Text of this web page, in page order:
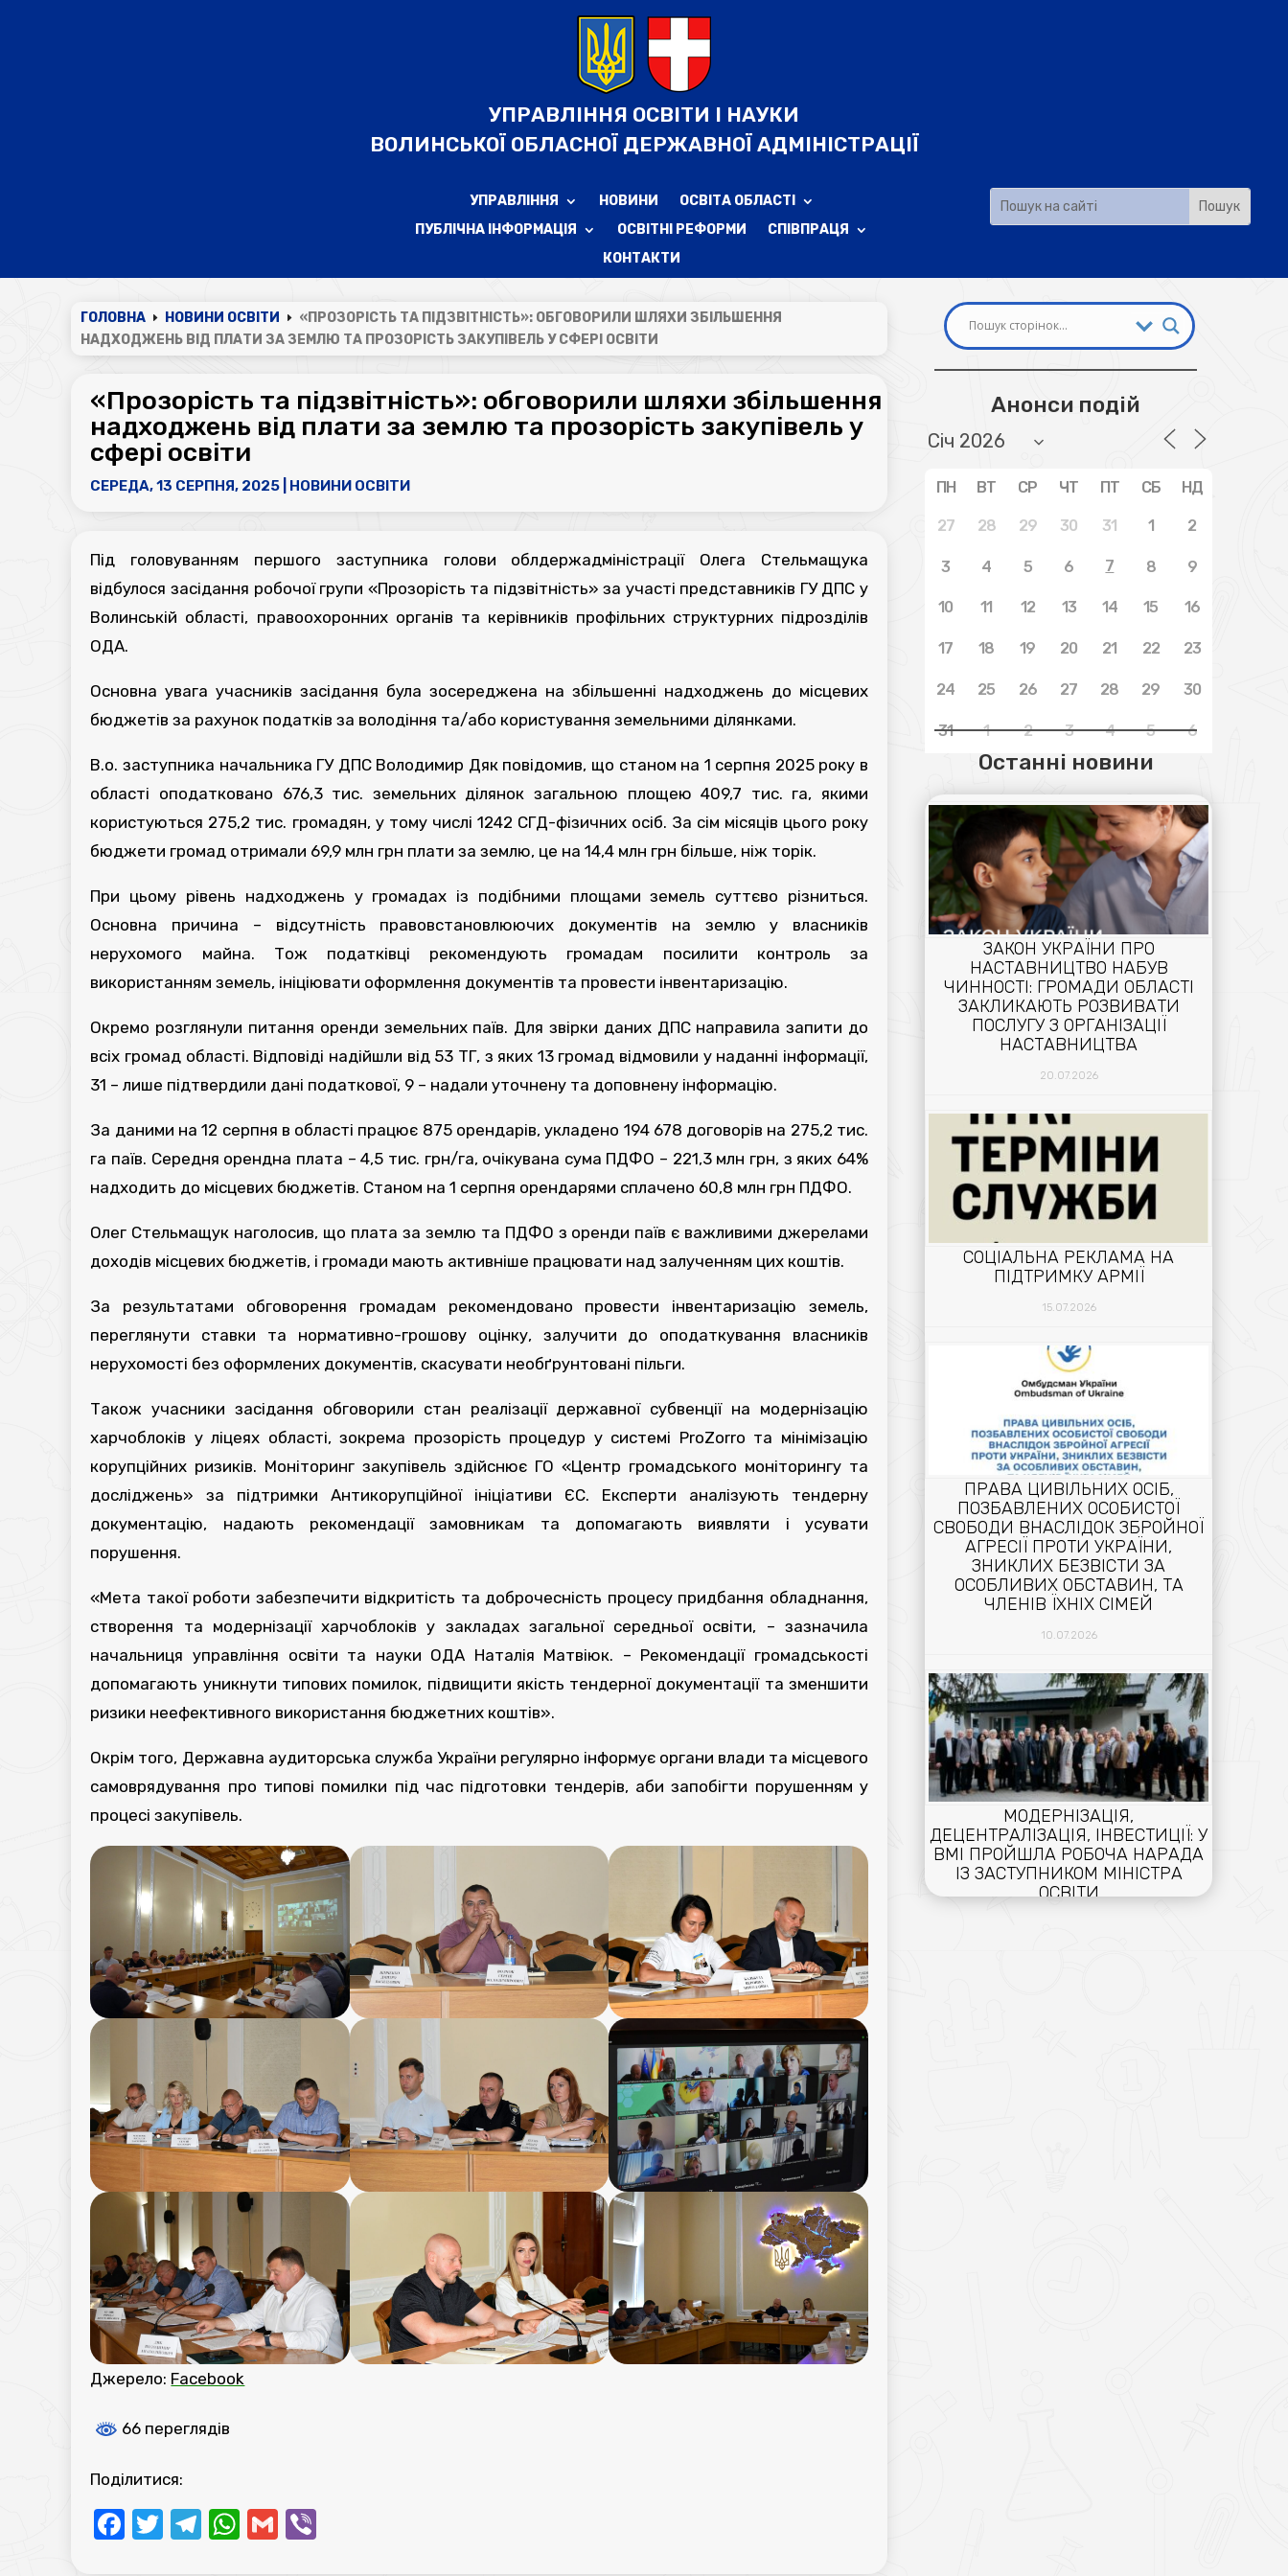
УПРАВЛІННЯ ОСВІТИ І НАУКИ
ВОЛИНСЬКОЇ ОБЛАСНОЇ ДЕРЖАВНОЇ АДМІНІСТРАЦІЇ
УПРАВЛІННЯ НОВИНИ
ОСВІТА ОБЛАСТІ
ПУБЛІЧНА ІНФОРМАЦІЯ
ОСВІТНІ РЕФОРМИ
СПІВПРАЦЯ
КОНТАКТИ
ГОЛОВНА E НОВИНИ ОСВІТИ E «ПРОЗОРІСТЬ ТА ПІДЗВІТНІСТЬ»: ОБГОВОРИЛИ ШЛЯХИ ЗБІЛЬШЕННЯ
НАДХОДЖЕНЬ ВІД ПЛАТИ ЗА ЗЕМЛЮ ТА ПРОЗОРІСТЬ ЗАКУПІВЕЛЬ У СФЕРІ ОСВІТИ
«Прозорість та підзвітність»: обговорили шляхи збільшення
надходжень від плати за землю та прозорість закупівель у
сфері освіти
СЕРЕДА, 13 СЕРПНЯ, 2025 НОВИНИ ОСВІТИ
Під головуванням першого заступника голови облдержадміністрації Олега Стельмащука
відбулося засідання робочої групи «Прозорість та підзвітність» за участі представників ГУ ДПС у
Волинській області, правоохоронних органів та керівників профільних структурних підрозділів
ОДА.
Основна увага учасників засідання була зосереджена на збільшенні надходжень до місцевих
бюджетів за рахунок податків за володіння та/або користування земельними ділянками.
В.о. заступника начальника ГУ ДПС Володимир Дяк повідомив, що станом на 1 серпня 2025 року в
області оподатковано 676,3 тис. земельних ділянок загальною площею 409,7 тис. га, якими
користуються 275,2 тис. громадян, у тому числі 1242 СГД-фізичних осіб. За сім місяців цього року
бюджети громад отримали 69,9 млн грн плати за землю, це на 14,4 млн грн більше, ніж торік.
При цьому рівень надходжень у громадах із подібними площами земель суттєво різниться.
Основна причина – відсутність правовстановлюючих документів на землю у власників
нерухомого майна. Тож податківці рекомендують громадам посилити контроль за
використанням земель, ініціювати оформлення документів та провести інвентаризацію.
Окремо розглянули питання оренди земельних паїв. Для звірки даних ДПС направила запити до
всіх громад області. Відповіді надійшли від 53 ТГ, з яких 13 громад відмовили у наданні інформації,
31 – лише підтвердили дані податкової, 9 – надали уточнену та доповнену інформацію.
За даними на 12 серпня в області працює 875 орендарів, укладено 194 678 договорів на 275,2 тис.
га паїв. Середня орендна плата – 4,5 тис. грн/га, очікувана сума ПДФО – 221,3 млн грн, з яких 64%
надходить до місцевих бюджетів. Станом на 1 серпня орендарями сплачено 60,8 млн грн ПДФО.
Олег Стельмащук наголосив, що плата за землю та ПДФО з оренди паїв є важливими джерелами
доходів місцевих бюджетів, і громади мають активніше працювати над залученням цих коштів.
За результатами обговорення громадам рекомендовано провести інвентаризацію земель,
переглянути ставки та нормативно-грошову оцінку, залучити до оподаткування власників
нерухомості без оформлених документів, скасувати необґрунтовані пільги.
Також учасники засідання обговорили стан реалізації державної субвенції на модернізацію
харчоблоків у ліцеях області, зокрема прозорість процедур у системі ProZorro та мінімізацію
корупційних ризиків. Моніторинг закупівель здійснює ГО «Центр громадського моніторингу та
досліджень» за підтримки Антикорупційної ініціативи ЄС. Експерти аналізують тендерну
документацію, надають рекомендації замовникам та допомагають виявляти і усувати
порушення.
«Мета такої роботи забезпечити відкритість та доброчесність процесу придбання обладнання,
створення та модернізації харчоблоків у закладах загальної середньої освіти, – зазначила
начальниця управління освіти та науки ОДА Наталія Матвіюк. – Рекомендації громадськості
допомагають уникнути типових помилок, підвищити якість тендерної документації та зменшити
ризики неефективного використання бюджетних коштів».
Окрім того, Державна аудиторська служба України регулярно інформує органи влади та місцевого
самоврядування про типові помилки під час підготовки тендерів, аби запобігти порушенням у
процесі закупівель.
Джерело: Facebook
66 переглядів
Поділитися:
Facebook
Twitter
Telegram
WhatsApp
Gmail
Анонси подій
ПН ВТ СР ЧТ ПТ СБ НД
27 28 29 30 31 1 2
3 4 5 6 7 8 9
10 11 12 13 14 15 16
17 18 19 20 21 22 23
24 25 26 27 28 29 30
31 1 2 3 4 5 6
Останні новини
ЗАКОН УКРАЇНИ ПРО
НАСТАВНИЦТВО НАБУВ
ЧИННОСТІ: ГРОМАДИ ОБЛАСТІ
ЗАКЛИКАЮТЬ РОЗВИВАТИ
ПОСЛУГУ З ОРГАНІЗАЦІЇ
НАСТАВНИЦТВА
20.07.2026
СОЦІАЛЬНА РЕКЛАМА НА
ПІДТРИМКУ АРМІЇ
15.07.2026
ПРАВА ЦИВІЛЬНИХ ОСІБ,
ПОЗБАВЛЕНИХ ОСОБИСТОЇ
СВОБОДИ ВНАСЛІДОК ЗБРОЙНОЇ
АГРЕСІЇ ПРОТИ УКРАЇНИ,
ЗНИКЛИХ БЕЗВІСТИ ЗА
ОСОБЛИВИХ ОБСТАВИН, ТА
ЧЛЕНІВ ЇХНІХ СІМЕЙ
10.07.2026
МОДЕРНІЗАЦІЯ,
ДЕЦЕНТРАЛІЗАЦІЯ, ІНВЕСТИЦІЇ: У
ВМІ ПРОЙШЛА РОБОЧА НАРАДА
ІЗ ЗАСТУПНИКОМ МІНІСТРА
ОСВІТИ